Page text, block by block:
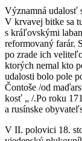
Významná udalosť
V krvavej bitke sa
s kráľovskými
reformovaný farár.
po zrade ich
ktorých nemal kto
udalosti bolo pole
Čontoše /od
kosť „ /.Po roku
a rusínske
V II. polovici 18.